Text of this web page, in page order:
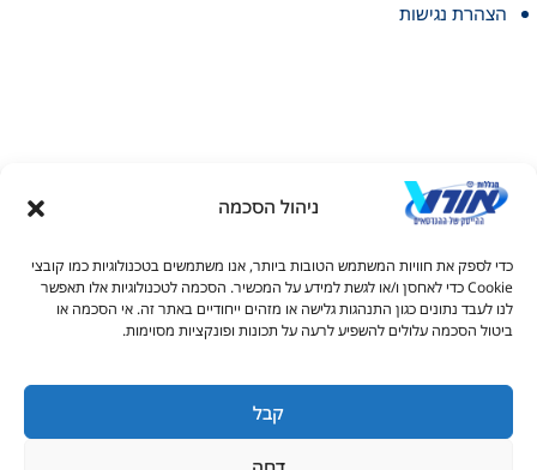
ניהול הסכמה
כדי לספק את חוויות המשתמש הטובות ביותר, אנו משתמשים בטכנולוגיות כמו קובצי
Cookie כדי לאחסן ו/או לגשת למידע על המכשיר. הסכמה לטכנולוגיות אלו תאפשר
לנו לעבד נתונים כגון התנהגות גלישה או מזהים ייחודיים באתר זה. אי הסכמה או
ביטול הסכמה עלולים להשפיע לרעה על תכונות ופונקציות מסוימות.
קבל
הצהרת נגישות
© כל הזכויות שמורות למכללות אורט 2026
s_info@ort.org.il
1-700-50-90-20
טקסט
טקסט